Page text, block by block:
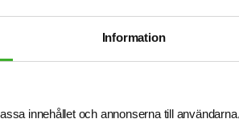
Information
innehållet och annonserna till
Anders Dareholt, seniorkonsulter på
SJR Executive Search i Stockholm, ser